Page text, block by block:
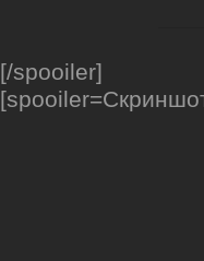
[/spooiler]